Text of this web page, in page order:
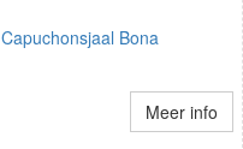
Capuchonsjaal Bona
Meer info